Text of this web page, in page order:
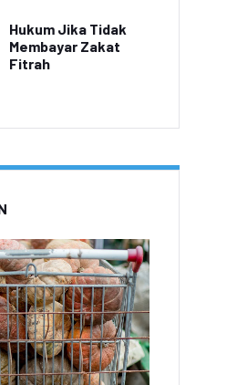
Hukum Jika Tidak
Membayar Zakat
Fitrah